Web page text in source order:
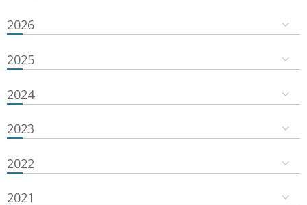
2026
2025
2024
2023
2022
2021